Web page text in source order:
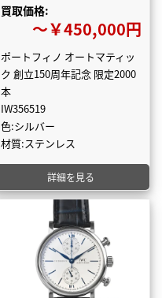
買取価格:
〜￥450,000円
ポートフィノ オートマティッ
ク 創立150周年記念 限定2000
本
IW356519
色:シルバー
材質:ステンレス
詳細を見る